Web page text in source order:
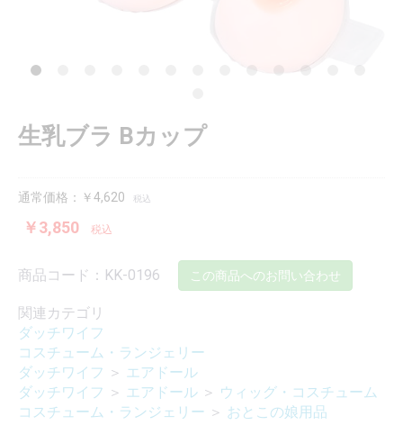
生乳ブラ Bカップ
通常価格：￥4,620 税込
￥3,850 税込
商品コード：KK-0196 この商品へのお問い合わせ
関連カテゴリ
ダッチワイフ
コスチューム・ランジェリー
ダッチワイフ ＞ エアドール
ダッチワイフ ＞ エアドール ＞ ウィッグ・コスチューム
コスチューム・ランジェリー ＞ おとこの娘用品